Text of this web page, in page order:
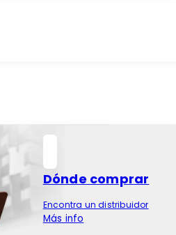
Dónde comprar
Encontra un distribuidor
Más info